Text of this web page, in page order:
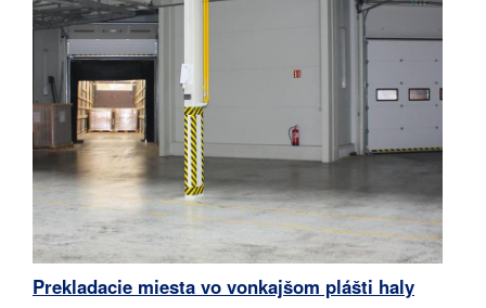
Prekladacie miesta vo vonkajšom plášti haly